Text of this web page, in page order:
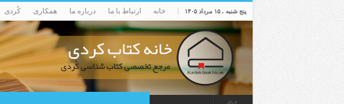
پنج شنبه , ۱۵ مرداد ۱۴۰۵ خانه ارتباط با ما درباره ما همکاری کُردی